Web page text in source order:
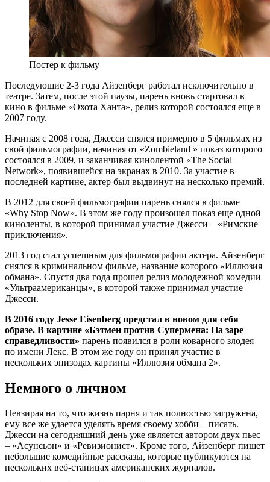
Постер к фильму
Последующие 2-3 года Айзенберг работал исключительно в
театре. Затем, после этой паузы, парень вновь стартовал в
кино в фильме «Охота Ханта», релиз которой состоялся еще в
2007 году.
Начиная с 2008 года, Джесси снялся примерно в 5 фильмах из
свой фильмографии, начиная от «Zombieland » показ которого
состоялся в 2009, и заканчивая кинолентой «The Social
Network», появившейся на экранах в 2010. За участие в
последней картине, актер был выдвинут на несколько премий.
В 2012 для своей фильмографии парень снялся в фильме
«Why Stop Now». В этом же году произошел показ еще одной
киноленты, в которой принимал участие Джесси – «Римские
приключения».
2013 год стал успешным для фильмографии актера. Айзенберг
снялся в криминальном фильме, название которого «Иллюзия
обмана». Спустя два года прошел релиз молодежной комедии
«Ультраамериканцы», в которой также принимал участие
Джесси.
В 2016 году Jesse Eisenberg предстал в новом для себя
образе. В картине «Бэтмен против Супермена: На заре
справедливости» парень появился в роли коварного злодея
по имени Лекс. В этом же году он принял участие в
нескольких эпизодах картины «Иллюзия обмана 2».
Немного о личном
Невзирая на то, что жизнь парня и так полностью загружена,
ему все же удается уделять время своему хобби – писать.
Джесси на сегодняшний день уже является автором двух пьес
– «Асунсьон» и «Ревизионист». Кроме того, Айзенберг пишет
небольшие комедийные рассказы, которые публикуются на
нескольких веб-станицах американских журналов.